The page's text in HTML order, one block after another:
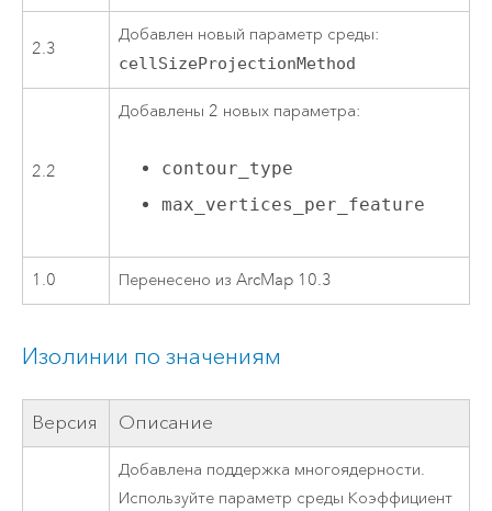
2.3
Добавлен новый параметр среды:
cellSizeProjectionMethod
2.2
Добавлены 2 новых параметра:
contour_type
max_vertices_per_feature
1.0 Перенесено из ArcMap 10.3
Изолинии по значениям
Версия Описание
Добавлена поддержка многоядерности.
Используйте параметр среды Коэффициент